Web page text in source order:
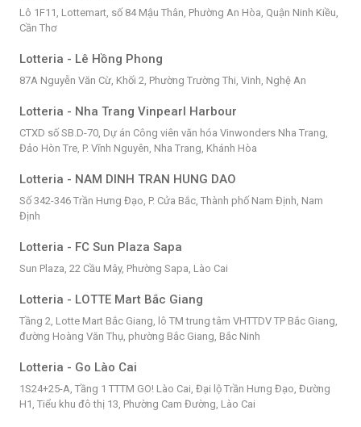
Lô 1F11, Lottemart, số 84 Mậu Thân, Phường An Hòa, Quận Ninh Kiều,
Cần Thơ
Lotteria - Lê Hồng Phong
87A Nguyễn Văn Cừ, Khối 2, Phường Trường Thi, Vinh, Nghệ An
Lotteria - Nha Trang Vinpearl Harbour
CTXD số SB.D-70, Dự án Công viên văn hóa Vinwonders Nha Trang,
Đảo Hòn Tre, P. Vĩnh Nguyên, Nha Trang, Khánh Hòa
Lotteria - NAM DINH TRAN HUNG DAO
Số 342-346 Trần Hưng Đạo, P. Cửa Bắc, Thành phố Nam Định, Nam
Định
Lotteria - FC Sun Plaza Sapa
Sun Plaza, 22 Cầu Mây, Phường Sapa, Lào Cai
Lotteria - LOTTE Mart Bắc Giang
Tầng 2, Lotte Mart Bắc Giang, lô TM trung tâm VHTTDV TP Bắc Giang,
đường Hoàng Văn Thụ, phường Bắc Giang, Bắc Ninh
Lotteria - Go Lào Cai
1S24+25-A, Tầng 1 TTTM GO! Lào Cai, Đại lộ Trần Hưng Đạo, Đường
H1, Tiểu khu đô thị 13, Phường Cam Đường, Lào Cai